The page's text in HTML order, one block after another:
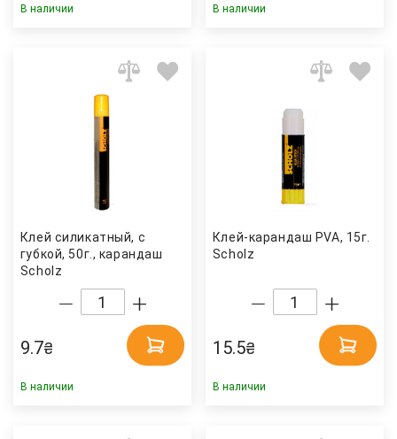
В наличии В наличии
Клей силикатный, с
губкой, 50г., карандаш
Scholz
9.7₴
В наличии
Клей-карандаш PVA, 15г.
Scholz
15.5₴
В наличии